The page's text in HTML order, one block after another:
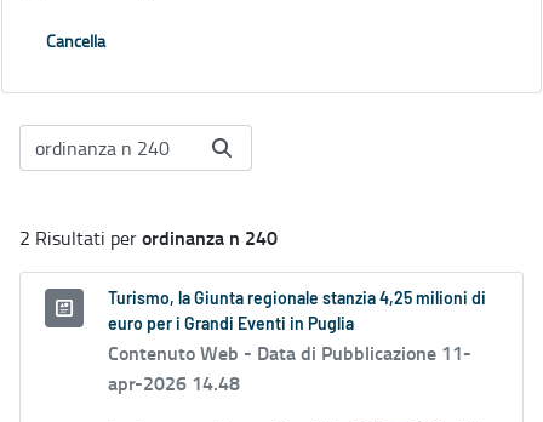
Cancella
2 Risultati perordinanza n 240
Turismo, la Giunta regionale stanzia 4,25 milioni di
euro per i Grandi Eventi in Puglia
Contenuto Web - Data di Pubblicazione 11-
apr-2026 14.48